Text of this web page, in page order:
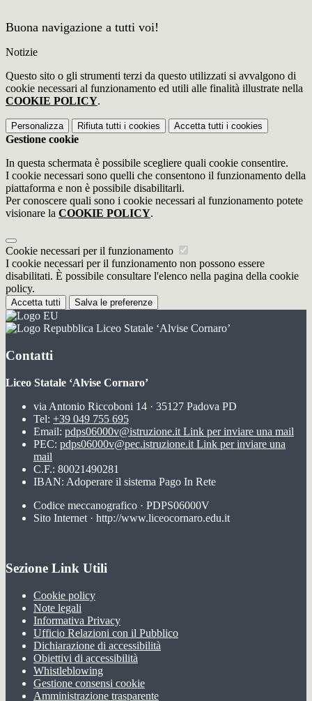
Buona navigazione a tutti voi!
Notizie
Questo sito o gli strumenti terzi da questo utilizzati si avvalgono di
cookie necessari al funzionamento ed utili alle finalità illustrate nella
COOKIE POLICY.
Personalizza Rifiuta tutti i cookies Accetta tutti i cookies
Gestione cookie
In questa schermata è possibile scegliere quali cookie consentire.
I cookie necessari sono quelli che consentono il funzionamento della
piattaforma e non è possibile disabilitarli.
Per conoscere quali sono i cookie necessari al funzionamento potete
visionare la COOKIE POLICY.
Cookie necessari per il funzionamento
I cookie necessari per il funzionamento non possono essere
disabilitati. È possibile consultare l'elenco nella pagina della cookie
policy.
Accetta tutti Salva le preferenze
Liceo Statale ‘Alvise Cornaro’
Contatti
Liceo Statale ‘Alvise Cornaro’
via Antonio Riccoboni 14 · 35127 Padova PD
Tel: +39 049 755 695
Email: pdps06000v@istruzione.it Link per inviare una mail
PEC: pdps06000v@pec.istruzione.it Link per inviare una
mail
C.F.: 80021490281
IBAN: Adoperare il sistema Pago In Rete
Codice meccanografico · PDPS06000V
Sito Internet · http://www.liceocornaro.edu.it
Sezione Link Utili
Cookie policy
Note legali
Informativa Privacy
Ufficio Relazioni con il Pubblico
Dichiarazione di accessibilità
Obiettivi di accessibilità
Whistleblowing
Gestione consensi cookie
Amministrazione trasparente